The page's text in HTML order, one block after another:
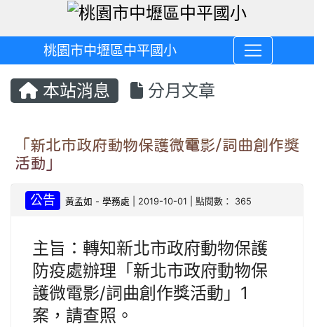
桃園市中壢區中平國小
本站消息 分月文章
「新北市政府動物保護微電影/詞曲創作獎
活動」
公告 黃孟如 -學務處 | 2019-10-01 | 點閱數： 365
主旨：轉知新北市政府動物保護
防疫處辦理「新北市政府動物保
護微電影/詞曲創作獎活動」1
案，請查照。